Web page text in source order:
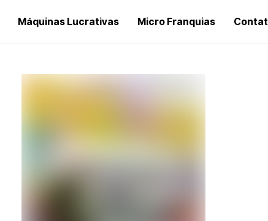
Máquinas Lucrativas Micro Franquias